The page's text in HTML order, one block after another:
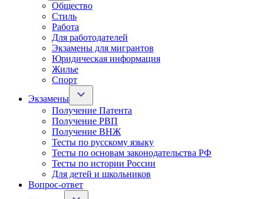
Общество
Стиль
Работа
Для работодателей
Экзамены для мигрантов
Юридическая информация
Жилье
Спорт
Экзамены
Получение Патента
Получение РВП
Получение ВНЖ
Тесты по русскому языку
Тесты по основам законодательства РФ
Тесты по истории России
Для детей и школьников
Вопрос-ответ